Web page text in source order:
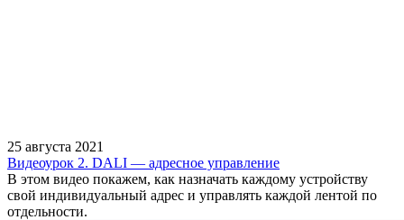
25 августа 2021
Видеоурок 2. DALI — адресное управление
В этом видео покажем, как назначать каждому устройству
свой индивидуальный адрес и управлять каждой лентой по
отдельности.